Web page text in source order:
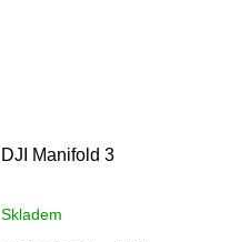
DJI Manifold 3
Skladem